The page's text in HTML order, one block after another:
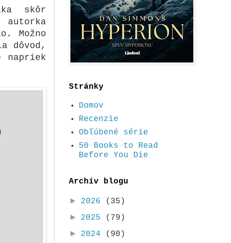
skôr
Možno
dôvod,
napriek
Stránky
Domov
Recenzie
Obľúbené série
50 Books to Read
Before You Die
Archív blogu
► 2026 (35)
► 2025 (79)
► 2024 (90)